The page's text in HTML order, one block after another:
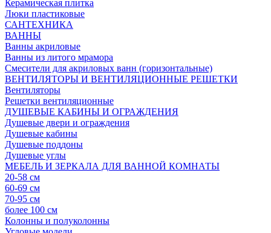
Керамическая плитка
Люки пластиковые
САНТЕХНИКА
ВАННЫ
Ванны акриловые
Ванны из литого мрамора
Смесители для акриловых ванн (горизонтальные)
ВЕНТИЛЯТОРЫ И ВЕНТИЛЯЦИОННЫЕ РЕШЕТКИ
Вентиляторы
Решетки вентиляционные
ДУШЕВЫЕ КАБИНЫ И ОГРАЖДЕНИЯ
Душевые двери и ограждения
Душевые кабины
Душевые поддоны
Душевые углы
МЕБЕЛЬ И ЗЕРКАЛА ДЛЯ ВАННОЙ КОМНАТЫ
20-58 см
60-69 см
70-95 см
более 100 см
Колонны и полуколонны